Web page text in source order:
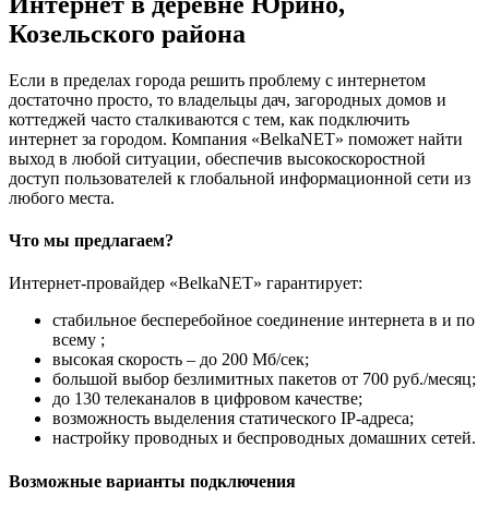
Козельского района
Если в пределах города решить проблему с интернетом
достаточно просто, то владельцы дач, загородных домов и
коттеджей часто сталкиваются с тем, как подключить
интернет за городом. Компания «BelkaNET» поможет найти
выход в любой ситуации, обеспечив высокоскоростной
доступ пользователей к глобальной информационной сети из
любого места.
Что мы предлагаем?
Интернет-провайдер «BelkaNET» гарантирует:
стабильное бесперебойное соединение интернета в и по
всему ;
высокая скорость – до 200 Мб/сек;
большой выбор безлимитных пакетов от 700 руб./месяц;
до 130 телеканалов в цифровом качестве;
возможность выделения статического IP-адреса;
настройку проводных и беспроводных домашних сетей.
Возможные варианты подключения